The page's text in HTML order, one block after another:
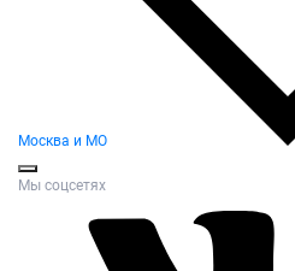
Москва и МО
Мы соцсетях